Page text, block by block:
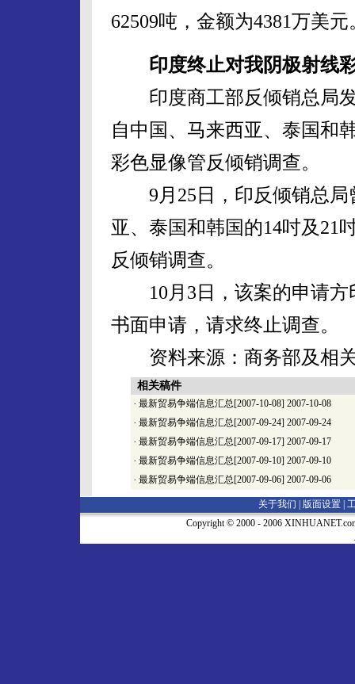
62509吨，金额为4381万美元
印度终止对我阴极射线
印度商工部反倾销总局发
自中国、马来西亚、泰国和
彩色显像管反倾销调查。
9月25日，印反倾销总局
亚、泰国和韩国的14吋及21
反倾销调查。
10月3日，该案的申请方
书面申请，请求终止调查。
资料来源：商务部及相
相关稿件
· 最新贸易争端信息汇总[2007-10-08] 2007-10-08
· 最新贸易争端信息汇总[2007-09-24] 2007-09-24
· 最新贸易争端信息汇总[2007-09-17] 2007-09-17
· 最新贸易争端信息汇总[2007-09-10] 2007-09-10
· 最新贸易争端信息汇总[2007-09-06] 2007-09-06
关于我们 | 版面设置
Copyright © 2000 - 2006